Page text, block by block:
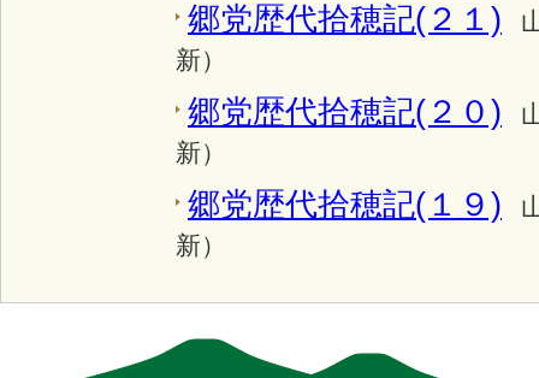
郷党歴代拾穂記(２１)
新）
郷党歴代拾穂記(２０)
新）
郷党歴代拾穂記(１９)
新）